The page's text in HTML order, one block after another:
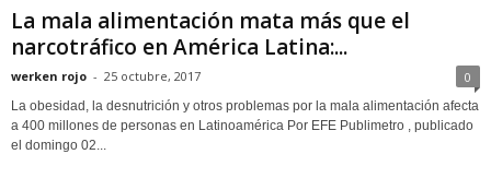
La mala alimentación mata más que el
narcotráfico en América Latina:...
werken rojo - 25 octubre, 2017 0
La obesidad, la desnutrición y otros problemas por la mala alimentación afecta
a 400 millones de personas en Latinoamérica Por EFE Publimetro , publicado
el domingo 02...